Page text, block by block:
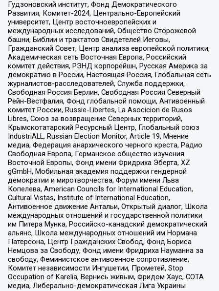
Гудзоновский институт, Фонд Демократического
Развития, Комитет-2024, Центрально-Европейский
университет, Центр восточноевропейских и
международных исследований, Общество Сторожевой
башни, Библии и трактатов Свидетелей Иеговы,
Гражданский Совет, Центр анализа европейской политики,
Академическая сеть Восточная Европа, Российский
комитет действия, РЭНД корпорейшн, Русская Америка за
демократию в России, Настоящая Россия, Глобальная сеть
журналистов-расследователей, Служба поддержки,
Свободная Россия Берлин, Свободная Россия Северный
Рейн-Вестфалия, Фонд глобальной помощи, Антивоенный
комитет России, Russie-Libertes, La Asocicion de Rusos
Libres, Союз за возвращение Северных территорий,
Крымскотатарский Ресурсный Центр, Глобальный союз
IndustriALL, Russian Election Monitor, Article 19, Мнение
медиа, Федерация анархического черного креста, Радио
Свободная Европа, Германское общество изучения
Восточной Европы, Фонд имени Фридриха Эберта, XZ
gGmbH, Мобильная академия поддержки гендерной
демократии и миротворчества, Форум имени Льва
Копелева, American Councils for International Education,
Cultural Vistas, Institute of International Education,
Антивоенное движение Антальи, Открытый диалог, Школа
международных отношений и государственной политики
им Питера Мунка, Российско-канадский демократический
альянс, Школа международных отношений им Нормана
Патерсона, Центр Гражданских Свобод, Фонд Бориса
Немцова за Свободу, Фонд имени Фридриха Науманна за
свободу, Феминистское антивоенное сопротивление,
Комитет независимости Ингушетии, Прометей, Stop
Occupation of Karelia, Вернись живым, Фридом Хаус, СОТА
медиа, Либерально-демократическая Лига Украины